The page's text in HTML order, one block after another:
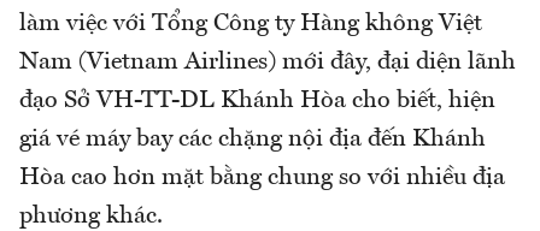
làm việc với Tổng Công ty Hàng không Việt
Nam (Vietnam Airlines) mới đây, đại diện lãnh
đạo Sở VH-TT-DL Khánh Hòa cho biết, hiện
giá vé máy bay các chặng nội địa đến Khánh
Hòa cao hơn mặt bằng chung so với nhiều địa
phương khác.